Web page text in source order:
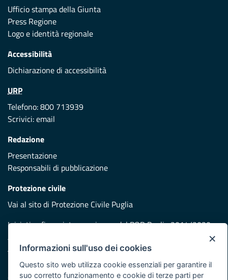
Ufficio stampa della Giunta
Press Regione
Logo e identità regionale
Accessibilità
Dichiarazione di accessibilità
URP
Telefono: 800 713939
Scrivici:email
Redazione
Presentazione
Responsabili di pubblicazione
Protezione civile
Vai al sito di Protezione Civile Puglia
Iniziativa finanziata con risorse del POR Puglia 2014/2020 -
Asse XI
Note legali
Cookie e privacy
×
Informazioni sull'uso dei cookies
Questo sito web utilizza cookie essenziali per garantire il
suo corretto funzionamento e cookie di terze parti per